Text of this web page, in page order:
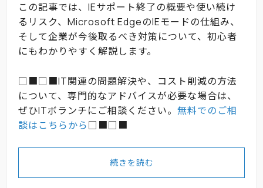
この記事では、IEサポート終了の概要や使い続け
るリスク、Microsoft EdgeのIEモードの仕組み、
そして企業が今後取るべき対策について、初心者
にもわかりやすく解説します。
□■□■IT関連の問題解決や、コスト削減の方法
について、専門的なアドバイスが必要な場合は、
ぜひITボランチにご相談ください。 無料でのご相
談はこちらから□■□■
続きを読む